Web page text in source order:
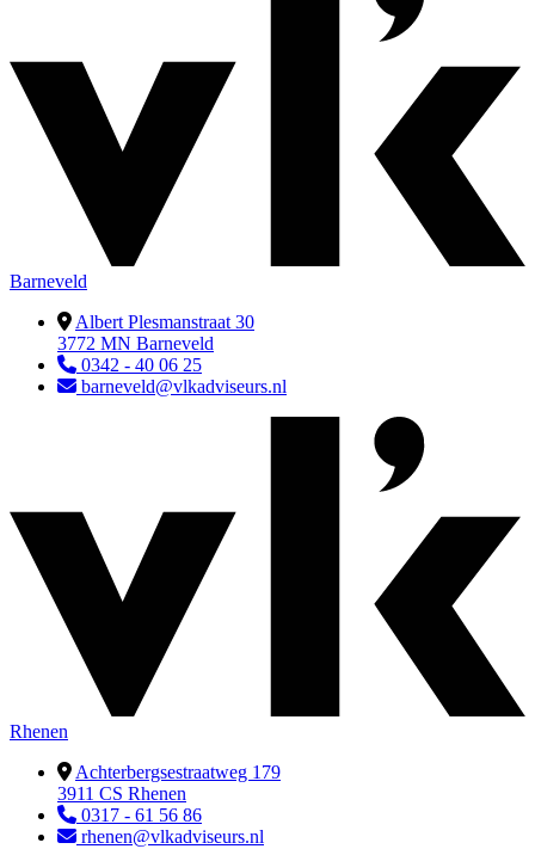
Barneveld
Albert Plesmanstraat 30
3772 MN Barneveld
0342 - 40 06 25
barneveld@vlkadviseurs.nl
Rhenen
Achterbergsestraatweg 179
3911 CS Rhenen
0317 - 61 56 86
rhenen@vlkadviseurs.nl